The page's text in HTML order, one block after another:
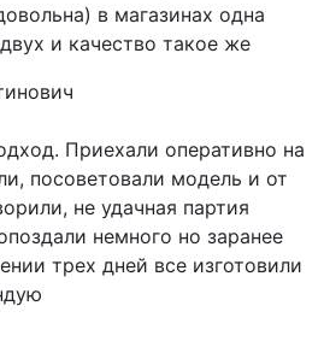
в магазинах одна
и качество такое же
Приехали оперативно на
посоветовали модель и от
не удачная партия
немного но заранее
трех дней все изготовили